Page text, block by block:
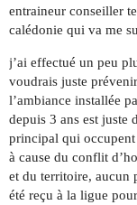
entraineur conseiller
calédonie qui va me
j’ai effectué un peu
voudrais juste
l’ambiance installée
depuis 3 ans est juste
principal qui
à cause du conflit
et du territoire, aucun
été reçu à la ligue